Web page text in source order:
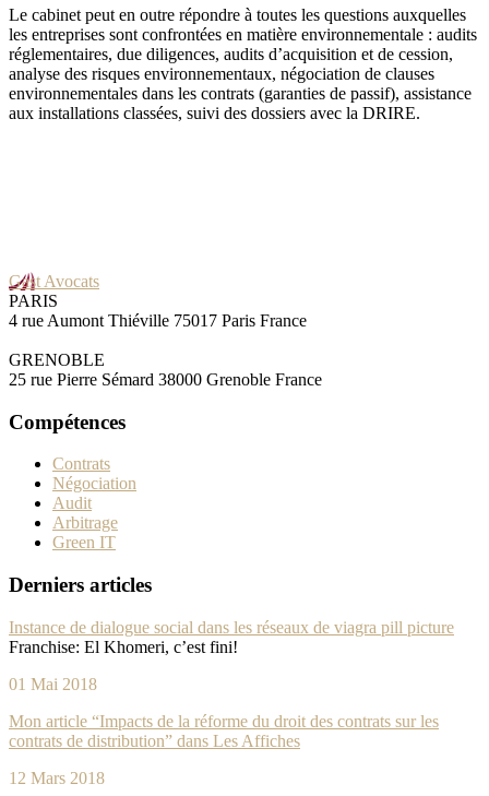
Le cabinet peut en outre répondre à toutes les questions auxquelles
les entreprises sont confrontées en matière environnementale : audits
réglementaires, due diligences, audits d’acquisition et de cession,
analyse des risques environnementaux, négociation de clauses
environnementales dans les contrats (garanties de passif), assistance
aux installations classées, suivi des dossiers avec la DRIRE.
Gast Avocats
PARIS
4 rue Aumont Thiéville 75017 Paris France
GRENOBLE
25 rue Pierre Sémard 38000 Grenoble France
Compétences
Contrats
Négociation
Audit
Arbitrage
Green IT
Derniers articles
Instance de dialogue social dans les réseaux de viagra pill picture
Franchise: El Khomeri, c’est fini!
01 Mai 2018
Mon article “Impacts de la réforme du droit des contrats sur les
contrats de distribution” dans Les Affiches
12 Mars 2018